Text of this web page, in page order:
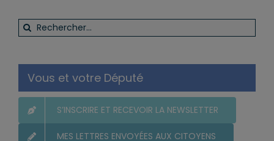
Rechercher:
Vous et votre Député
S’INSCRIRE ET RECEVOIR LA NEWSLETTER
MES LETTRES ENVOYÉES AUX CITOYENS